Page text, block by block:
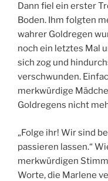
Dann fiel ein erster
Boden. Ihm folgten
wahrer Goldregen
noch ein letztes Mal
sich zog und
verschwunden.
merkwürdige
Goldregens nicht
„Folge ihr! Wir sind
passieren lassen.“
merkwürdigen
Worte, die Marlene